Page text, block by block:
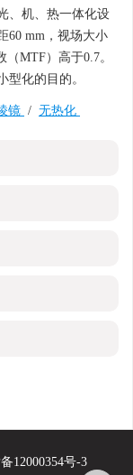
、机、热一体化设
60 mm，视场大小
MTF）高于0.7。
型化的目的。
镜 / 无热化
12000354号-3